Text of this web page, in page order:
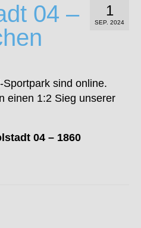
1
SEP. 2024
04 –
sind online.
einen 1:2 Sieg unserer
04 – 1860